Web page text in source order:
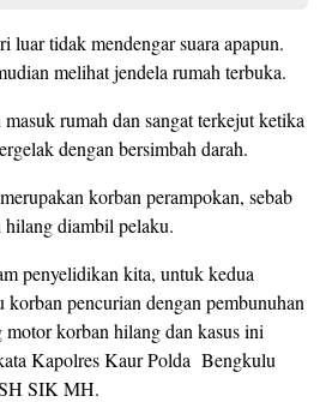
luar tidak mendengar suara apapun.
melihat jendela rumah terbuka.
rumah dan sangat terkejut ketika
dengan bersimbah darah.
korban perampokan, sebab
diambil pelaku.
penyelidikan kita, untuk kedua
pencurian dengan pembunuhan
korban hilang dan kasus ini
Kapolres Kaur Polda Bengkulu
SIK MH.